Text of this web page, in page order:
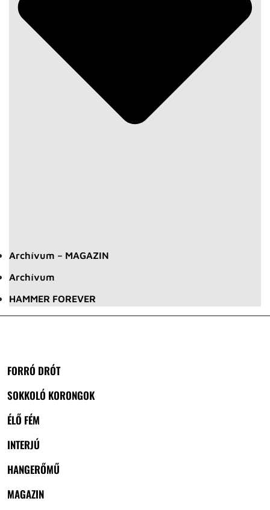
Archívum – MAGAZIN
Archívum
HAMMER FOREVER
FORRÓ DRÓT
SOKKOLÓ KORONGOK
ÉLŐ FÉM
INTERJÚ
HANGERŐMŰ
MAGAZIN